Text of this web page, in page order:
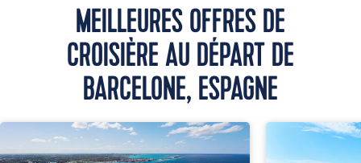
MEILLEURES OFFRES DE
CROISIÈRE AU DÉPART DE
BARCELONE, ESPAGNE